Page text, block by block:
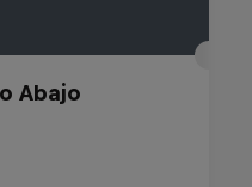
Abajo